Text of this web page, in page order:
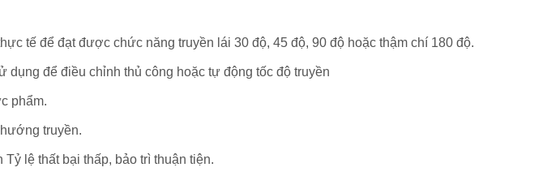
tế để đạt được chức năng truyền lái 30 độ, 45 độ, 90 độ hoặc thậm chí 180 độ.
dụng để điều chỉnh thủ công hoặc tự động tốc độ truyền
phẩm.
truyền.
lệ thất bại thấp, bảo trì thuận tiện.